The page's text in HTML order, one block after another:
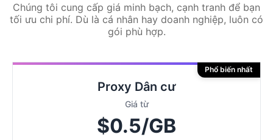
Chúng tôi cung cấp giá minh bạch, cạnh tranh để bạn
tối ưu chi phí. Dù là cá nhân hay doanh nghiệp, luôn có
gói phù hợp.
Proxy Dân cư
Giá từ
$0.5/GB
Phổ biến nhất